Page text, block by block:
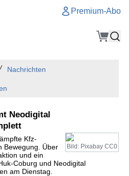
Premium-Abo
Nachrichten
Neodigital
Bild: Pixabay CC0
Kfz-
Bewegung. Über
und ein
Coburg und Neodigital
am Dienstag.